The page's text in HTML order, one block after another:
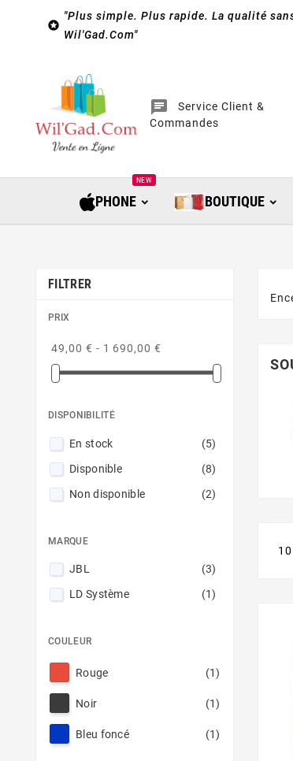

"Plus simple. Plus rapide. La qualité
Wil'Gad.Com"
chat
Service Client &
Commandes
PHONE
NEW
BOUTIQUE
FILTRER
PRIX
49,00 € - 1 690,00 €
DISPONIBILITÉ
En stock
(5)
Disponible
(8)
Non disponible
(2)
MARQUE
JBL
(3)
LD Système
(1)
COULEUR
Rouge (1)
Noir (1)
Bleu foncé (1)